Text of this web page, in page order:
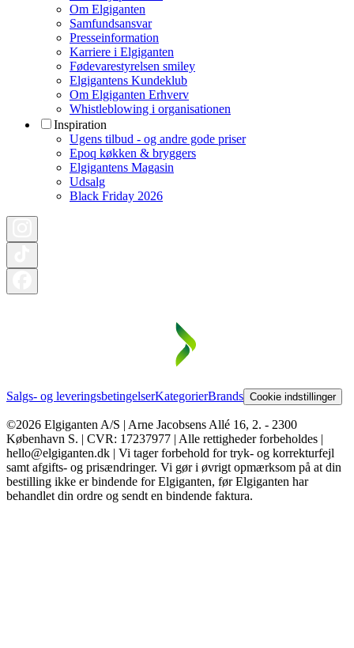
Om Elgiganten
Samfundsansvar
Presseinformation
Karriere i Elgiganten
Fødevarestyrelsen smiley
Elgigantens Kundeklub
Om Elgiganten Erhverv
Whistleblowing i organisationen
Inspiration
Ugens tilbud - og andre gode priser
Epoq køkken & bryggers
Elgigantens Magasin
Udsalg
Black Friday 2026
Salgs- og leveringsbetingelserKategorierBrands Cookie indstillinger
©2026 Elgiganten A/S | Arne Jacobsens Allé 16, 2. - 2300
København S. | CVR: 17237977 | Alle rettigheder forbeholdes |
hello@elgiganten.dk | Vi tager forbehold for tryk- og korrekturfejl
samt afgifts- og prisændringer. Vi gør i øvrigt opmærksom på at din
bestilling ikke er bindende for Elgiganten, før Elgiganten har
behandlet din ordre og sendt en bindende faktura.